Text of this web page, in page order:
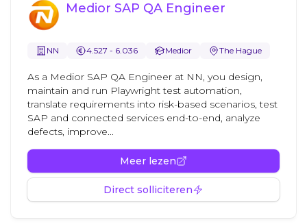
Medior SAP QA Engineer
NN 4.527 - 6.036 Medior The Hague
As a Medior SAP QA Engineer at NN, you design,
maintain and run Playwright test automation,
translate requirements into risk-based scenarios, test
SAP and connected services end-to-end, analyze
defects, improve...
Meer lezen
Direct solliciteren